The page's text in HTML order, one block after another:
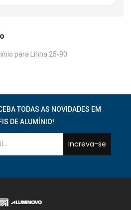
para Linha 25-90
TODAS AS NOVIDADES EM
DE ALUMÍNIO!
Increva-se